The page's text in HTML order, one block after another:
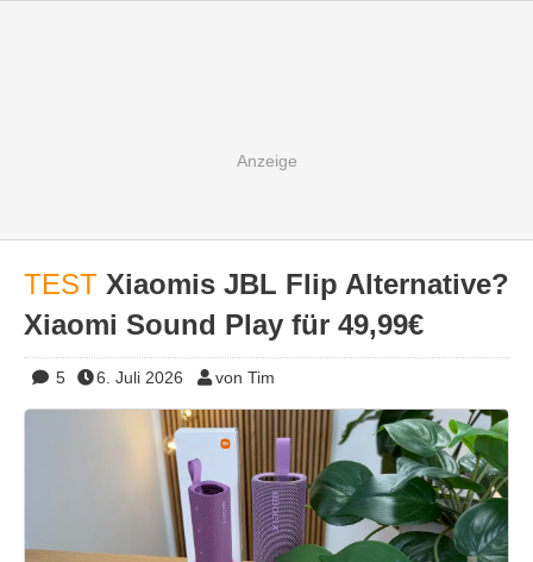
TEST Xiaomis JBL Flip Alternative?
Xiaomi Sound Play für 49,99€
5 6. Juli 2026 von Tim